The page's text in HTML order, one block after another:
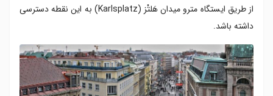
از طریق ایستگاه مترو میدان هَلتْز (Karlsplatz) به این نقطه دسترسی
داشته باشد.